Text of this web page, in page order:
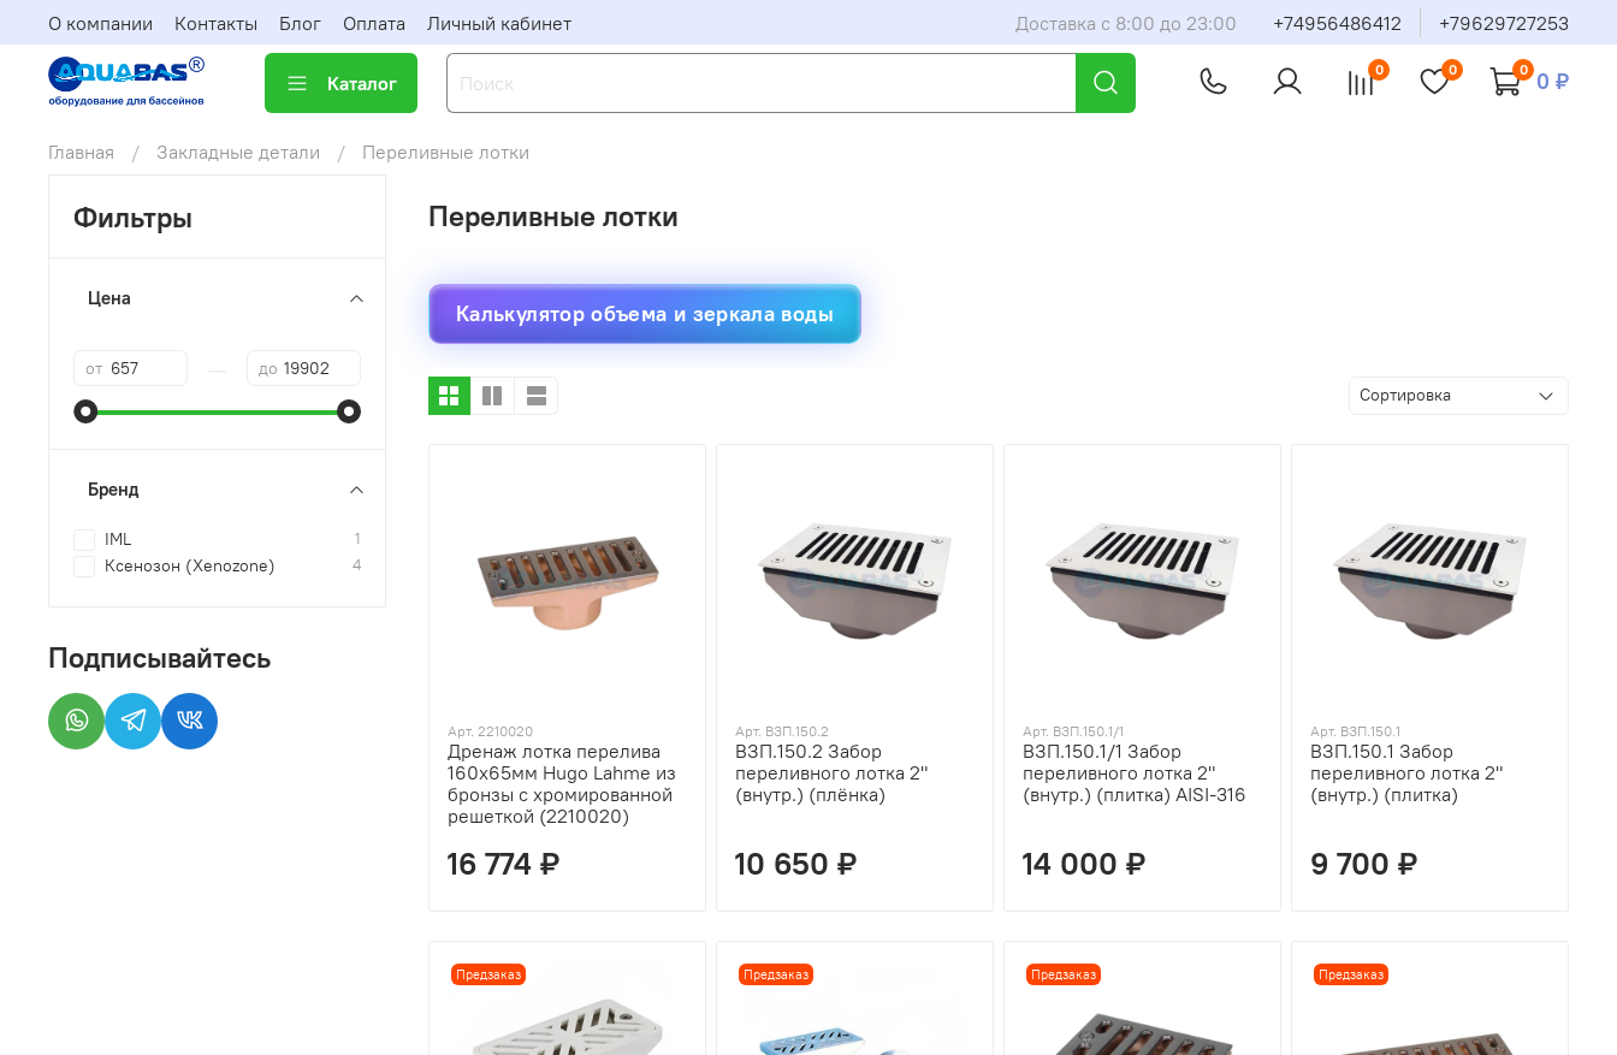
О компании Контакты Блог Оплата Личный кабинет Доставка с 8:00 до 23:00 +74956486412 +79629727253
Каталог
0 0 0 0 ₽
Главная Закладные детали Переливные лотки
Переливные лотки
Калькулятор объема и зеркала воды
Арт. 2210020
Дренаж лотка перелива
160х65мм Hugo Lahme из
бронзы с хромированной
решеткой (2210020)
16 774 ₽
Арт. ВЗП.150.2
ВЗП.150.2 Забор
переливного лотка 2"
(внутр.) (плёнка)
10 650 ₽
Арт. ВЗП.150.1/1
ВЗП.150.1/1 Забор
переливного лотка 2"
(внутр.) (плитка) AISI-316
14 000 ₽
Арт. ВЗП.150.1
ВЗП.150.1 Забор
переливного лотка 2"
(внутр.) (плитка)
9 700 ₽
Предзаказ Предзаказ Предзаказ Предзаказ
Фильтры
Цена
от до
Бренд
IML 1
Ксенозон (Xenozone) 4
Подписывайтесь